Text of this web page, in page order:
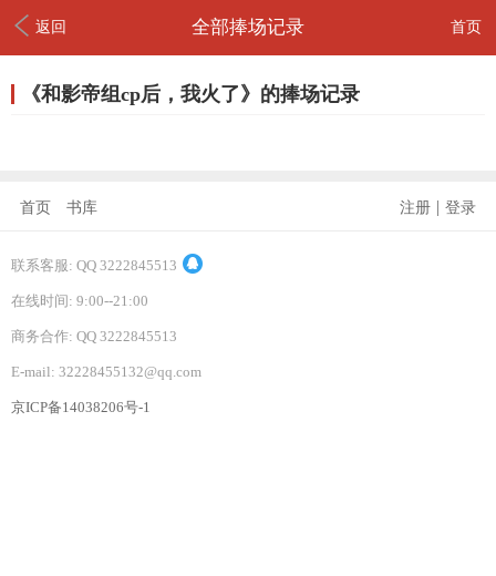
返回 全部捧场记录 首页
《和影帝组cp后，我火了》的捧场记录
首页 书库 注册 | 登录
联系客服: QQ 3222845513
在线时间: 9:00--21:00
商务合作: QQ 3222845513
E-mail: 32228455132@qq.com
京ICP备14038206号-1